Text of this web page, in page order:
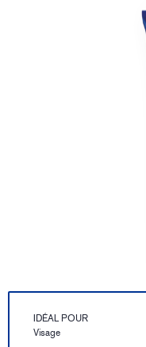
IDÉAL POUR
Visage